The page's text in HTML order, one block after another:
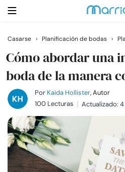
Buscar
Casarse
Relaciones
Familia
Casarse › Planificación de bodas ›
Cómo abordar una
boda de la manera
Por Kaida Hollister, Autor
100 Lecturas
Actualizado: